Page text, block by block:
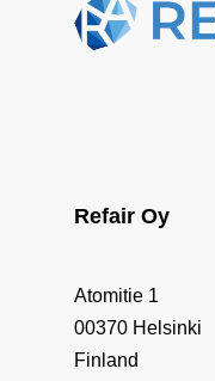
Refair Oy
Atomitie 1
00370 Helsinki
Finland